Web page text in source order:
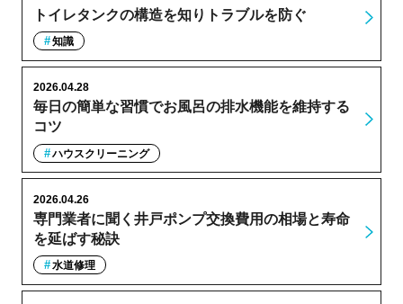
トイレタンクの構造を知りトラブルを防ぐ
知識
毎日の簡単な習慣でお風呂の排水機能を維持する
コツ
2026.04.28
ハウスクリーニング
専門業者に聞く井戸ポンプ交換費用の相場と寿命
を延ばす秘訣
2026.04.26
水道修理